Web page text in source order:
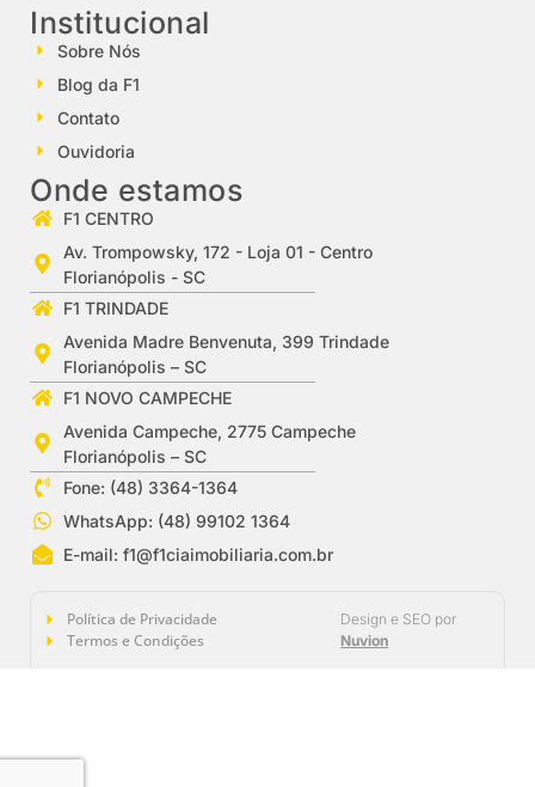
Institucional
Sobre Nós
Blog da F1
Contato
Ouvidoria
Onde estamos
F1 CENTRO
Av. Trompowsky, 172 - Loja 01 - Centro
Florianópolis - SC
F1 TRINDADE
Avenida Madre Benvenuta, 399 Trindade
Florianópolis – SC
F1 NOVO CAMPECHE
Avenida Campeche, 2775 Campeche
Florianópolis – SC
Fone: (48) 3364-1364
WhatsApp: (48) 99102 1364
E-mail:f1@f1ciaimobiliaria.com.br
Política de Privacidade
Termos e Condições
Design e SEO por
Nuvion